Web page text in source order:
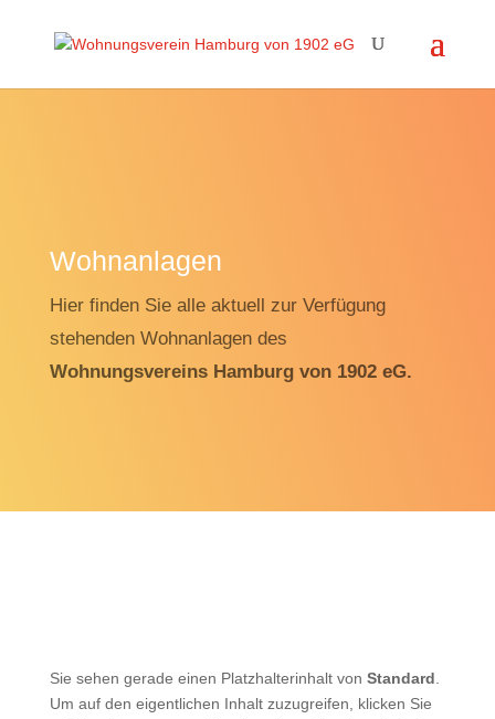
Wohnanlagen
Hier finden Sie alle aktuell zur Verfügung
stehenden Wohnanlagen des
Wohnungsvereins Hamburg von 1902 eG.
Sie sehen gerade einen Platzhalterinhalt von Standard
Um auf den eigentlichen Inhalt zuzugreifen, klicken Sie